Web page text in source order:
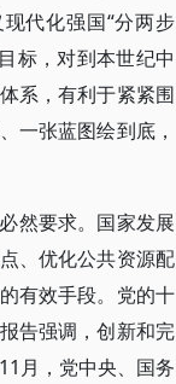
代化强国“分两步
标，对到本世纪中
系，有利于紧紧围
一张蓝图绘到底，
然要求。国家发展
、优化公共资源配
有效手段。党的十
告强调，创新和完
月，党中央、国务